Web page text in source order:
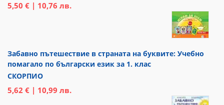
5,50 € | 10,76 лв.
Забавно пътешествие в страната на буквите: Учебно
помагало по български език за 1. клас
СКОРПИО
5,62 € | 10,99 лв.